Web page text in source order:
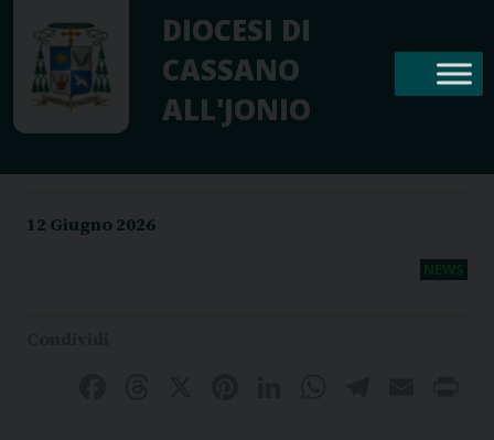
content
DIOCESI DI
CASSANO
ALL'JONIO
12 Giugno 2026